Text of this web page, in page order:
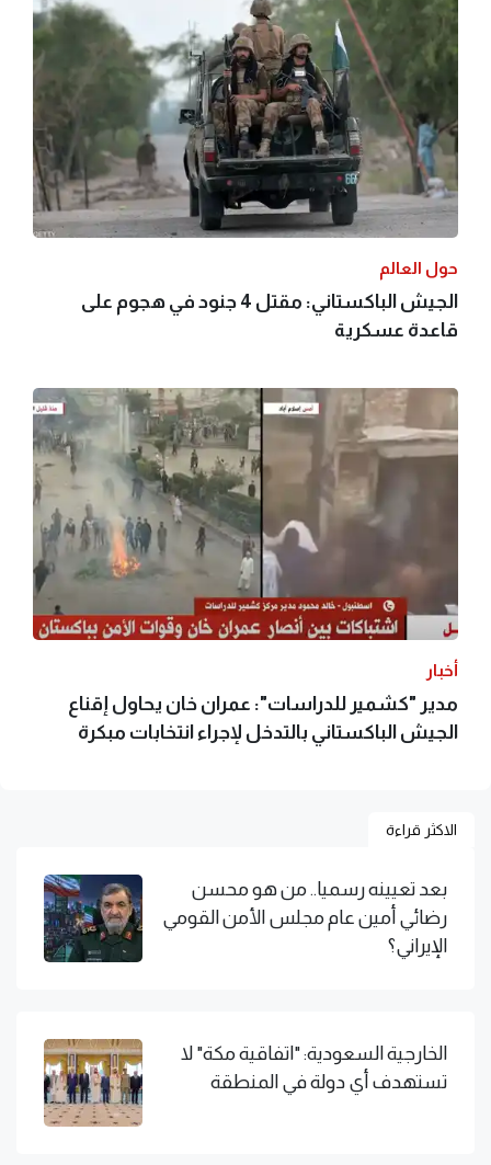
حول العالم
الجيش الباكستاني: مقتل 4 جنود في هجوم على
قاعدة عسكرية
أخبار
مدير "كشمير للدراسات": عمران خان يحاول إقناع
الجيش الباكستاني بالتدخل لإجراء انتخابات مبكرة
الاكثر قراءة
بعد تعيينه رسميا.. من هو محسن
رضائي أمين عام مجلس الأمن القومي
الإيراني؟
الخارجية السعودية: "اتفاقية مكة" لا
تستهدف أي دولة في المنطقة